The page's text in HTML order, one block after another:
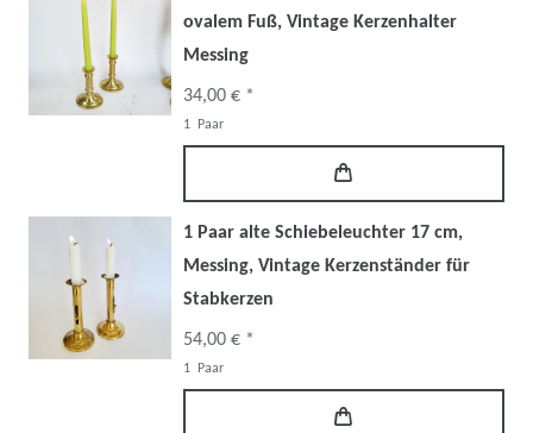
ovalem Fuß, Vintage Kerzenhalter
Messing
34,00 € *
1 Paar
1 Paar alte Schiebeleuchter 17 cm,
Messing, Vintage Kerzenständer für
Stabkerzen
54,00 € *
1 Paar